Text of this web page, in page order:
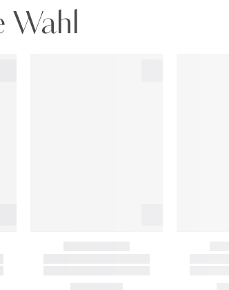
Wahl